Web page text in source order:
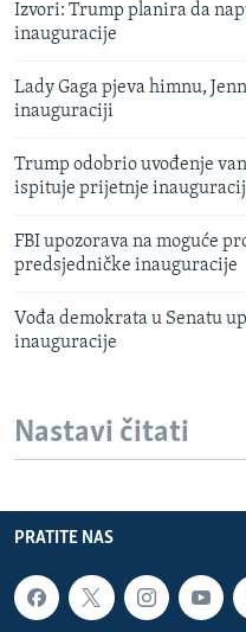
Izvori: Trump planira da
inauguracije
Lady Gaga pjeva himnu,
inauguraciji
Trump odobrio uvođenje
ispituje prijetnje
FBI upozorava na moguće
predsjedničke inauguracije
Vođa demokrata u Senatu
inauguracije
Nastavi čitati
PRATITE NAS